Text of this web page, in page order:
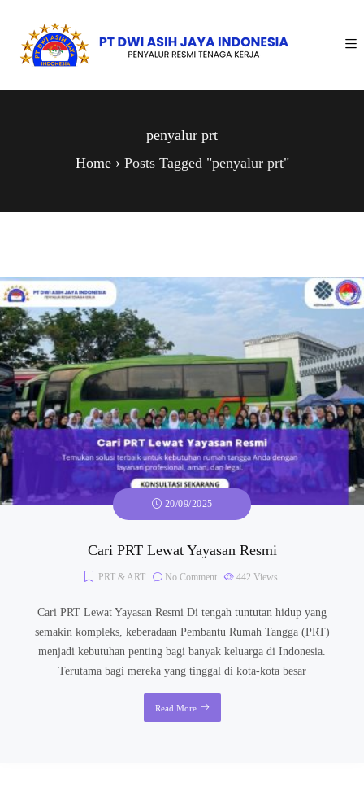
penyalur prt
Home› Posts Tagged "penyalur prt"
20/09/2025
Cari PRT Lewat Yayasan Resmi
PRT & ART No Comment 442 Views
Cari PRT Lewat Yayasan Resmi Di tengah tuntutan hidup yang
semakin kompleks, keberadaan Pembantu Rumah Tangga (PRT)
menjadi kebutuhan penting bagi banyak keluarga di Indonesia.
Terutama bagi mereka yang tinggal di kota-kota besar
Read More